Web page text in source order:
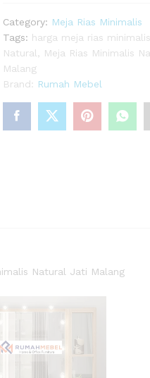
Malang
quantity
Category: Meja Rias Minimalis
Tags: harga meja rias minimalis
Natural
Meja Rias Minimalis
Malang
Brand: Rumah Mebel
Natural Jati Malang